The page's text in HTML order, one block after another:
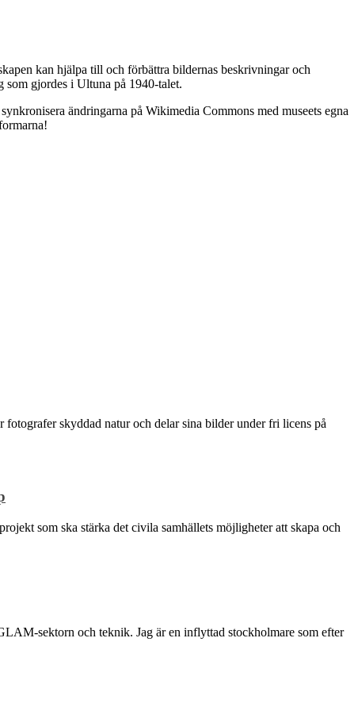
kan hjälpa till och förbättra bildernas beskrivningar och
gjordes i Ultuna på 1940-talet.
ändringarna på Wikimedia Commons med museets egna
skyddad natur och delar sina bilder under fri licens på
som ska stärka det civila samhällets möjligheter att skapa och
sektorn och teknik. Jag är en inflyttad stockholmare som efter